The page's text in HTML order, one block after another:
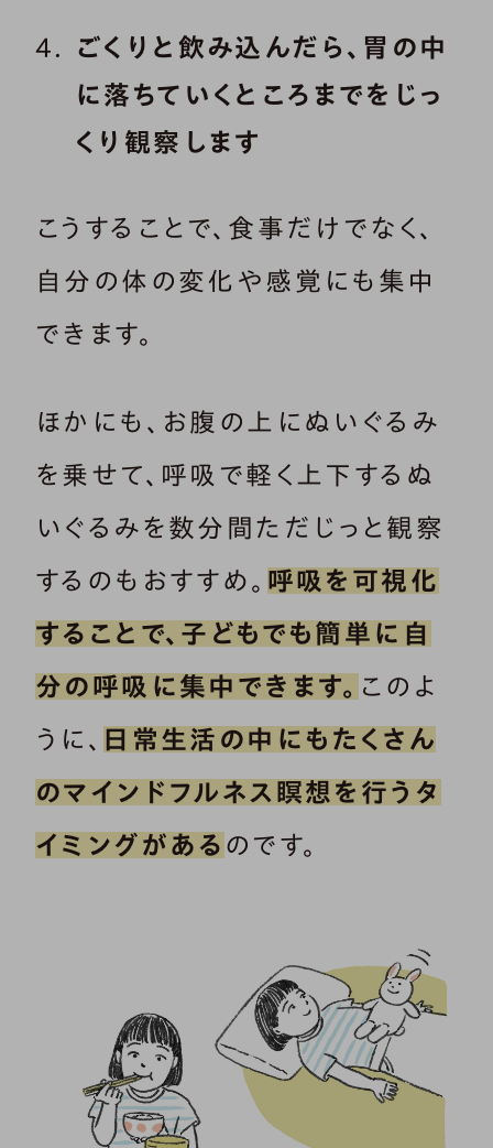
ごくりと飲み込んだら、胃の中
に落ちていくところまでをじっ
くり観察します
こうすることで、食事だけでなく、
自分の体の変化や感覚にも集中
できます。
ほかにも、お腹の上にぬいぐるみ
を乗せて、呼吸で軽く上下するぬ
いぐるみを数分間ただじっと観察
するのもおすすめ。 呼吸を可視化
することで、子どもでも簡単に自
分の呼吸に集中できます。 このよ
うに、 日常生活の中にもたくさん
のマインドフルネス瞑想を行うタ
イミングがある のです。